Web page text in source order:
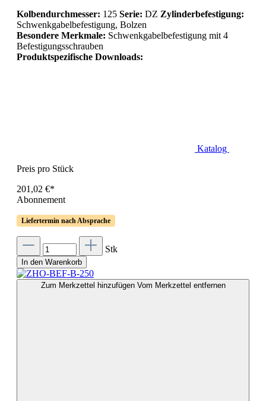
Kolbendurchmesser: 125 Serie: DZ Zylinderbefestigung:
Schwenkgabelbefestigung, Bolzen
Besondere Merkmale: Schwenkgabelbefestigung mit 4
Befestigungsschrauben
Produktspezifische Downloads:
Katalog
Preis pro Stück
201,02 €*
Abonnement
Liefertermin nach Absprache
Stk
In den Warenkorb
Zum Merkzettel hinzufügen Vom Merkzettel entfernen